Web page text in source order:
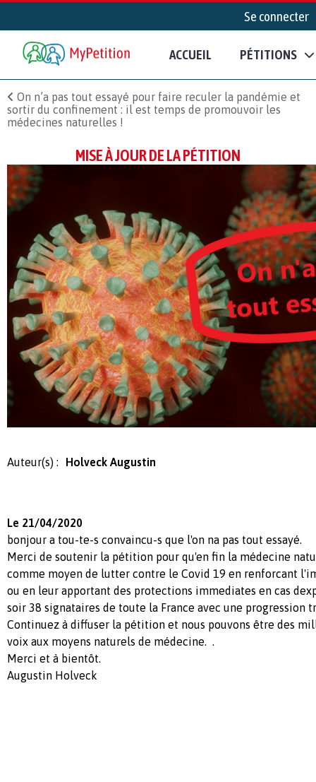
Se connecter
ACCUEIL PÉTITIONS
On n’a pas tout essayé pour faire reculer la pandémie et
sortir du confinement : il est temps de promouvoir les
médecines naturelles !
MISE À JOUR DE LA PÉTITION
Auteur(s) : Holveck Augustin
Le 21/04/2020
bonjour a tou-te-s convaincu-s que l'on na pas tout essayé.
Merci de soutenir la pétition pour qu'en fin la médecine
comme moyen de lutter contre le Covid 19 en renforcant
ou en leur apportant des protections immediates en cas
soir 38 signataires de toute la France avec une progression
Continuez à diffuser la pétition et nous pouvons être des
voix aux moyens naturels de médecine. .
Merci et à bientôt.
Augustin Holveck